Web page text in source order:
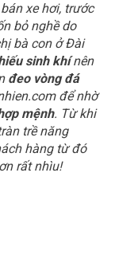
xe hơi, trước
bỏ nghề do
bà con ở Đài
sinh khínên
đeo vòng đá
để nhờ
mệnh. Từ khi
trề năng
hàng từ đó
rất nhìu!